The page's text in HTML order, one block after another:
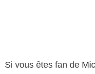
Si vous êtes fan de